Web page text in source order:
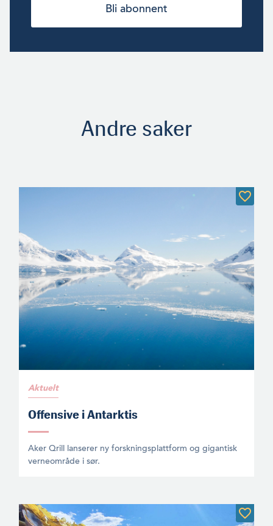
Bli abonnent
Andre saker
Aktuelt
Offensive i Antarktis
Aker Qrill lanserer ny forskningsplattform og gigantisk
verneområde i sør.